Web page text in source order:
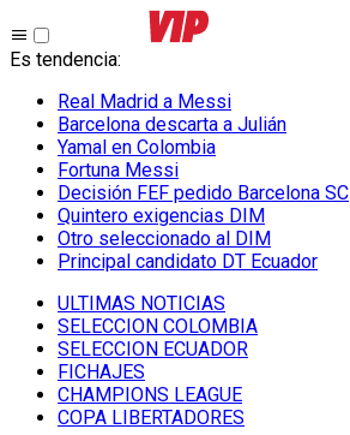
Es tendencia:
Real Madrid a Messi
Barcelona descarta a Julián
Yamal en Colombia
Fortuna Messi
Decisión FEF pedido Barcelona SC
Quintero exigencias DIM
Otro seleccionado al DIM
Principal candidato DT Ecuador
ULTIMAS NOTICIAS
SELECCION COLOMBIA
SELECCION ECUADOR
FICHAJES
CHAMPIONS LEAGUE
COPA LIBERTADORES